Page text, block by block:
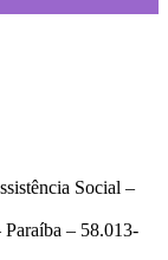
Social –
– 58.013-